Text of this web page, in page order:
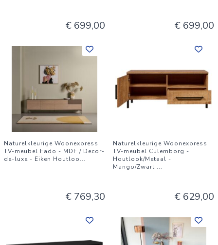
€ 699,00 € 699,00
Naturelkleurige Woonexpress
TV-meubel Fado - MDF / Decor-
de-luxe - Eiken Houtloo...
€ 769,30
Naturelkleurige Woonexpress
TV-meubel Culemborg -
Houtlook/Metaal -
Mango/Zwart ...
€ 629,00